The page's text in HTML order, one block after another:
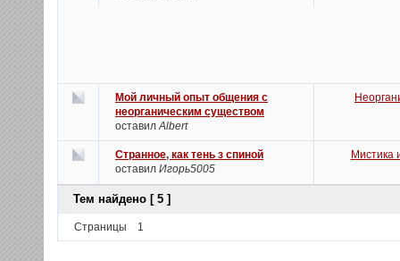
Мой личный опыт общения с
неорганическим существом
оставил Albert
Странное, как тень з спиной
оставил Игорь5005
Мистика
Тем найдено [ 5 ]
Страницы 1